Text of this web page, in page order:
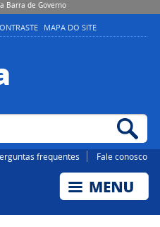
Barra de Governo
MAPA DO SITE
frequentes Fale conosco